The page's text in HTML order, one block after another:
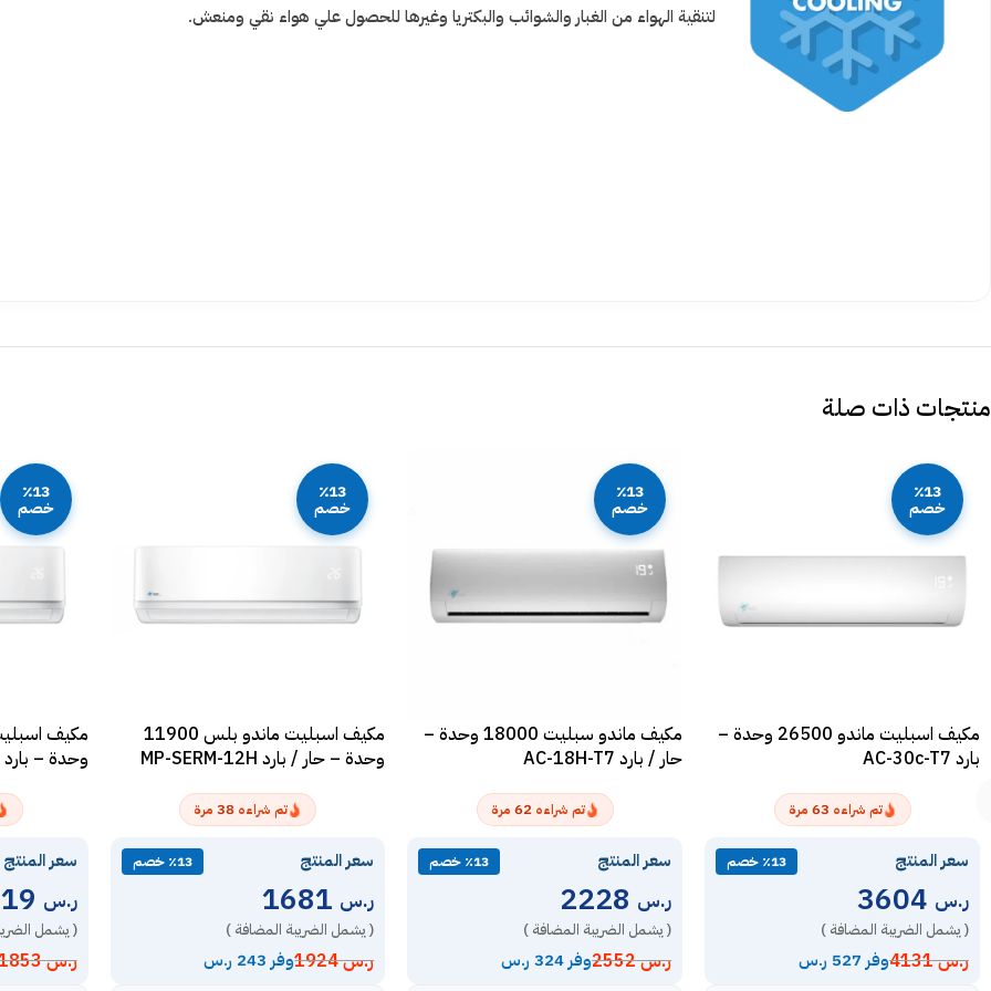
لتنقية الهواء من الغبار والشوائب والبكتريا وغيرها للحصول علي هواء نقي ومنعش.
منتجات ذات صلة
٪13
خصم
مكيف اسبليت ماندو 26500 وحدة –
بارد AC-30c-T7
تم شراءه 63 مرة
سعر المنتج ٪13 خصم
ر.س
( يشمل الضريبة المضافة )
ر.س4131 وفر 527 ر.س
٪13
خصم
مكيف ماندو سبليت 18000 وحدة –
حار / بارد AC-18H-T7
تم شراءه62 مرة
سعر المنتج ٪13 خصم
ر.س
( يشمل الضريبة المضافة )
ر.س2552 وفر 324 ر.س
٪13
خصم
مكيف اسبليت ماندو بلس 11900
وحدة – حار / بارد MP-SERM-12H
تم شراءه 38مرة
سعر المنتج ٪13 خصم
ر.س
( يشمل الضريبة المضافة )
ر.س1924 وفر 243 ر.س
٪13
خصم
وحدة – بارد MP-SERM-12C
سعر المنتج
ر.س
( يشمل
ر.س1853